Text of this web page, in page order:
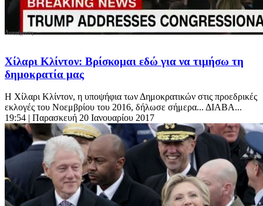
Χίλαρι Κλίντον: Βρίσκομαι εδώ για να τιμήσω τη
δημοκρατία μας
Η Χίλαρι Κλίντον, η υποψήφια των Δημοκρατικών στις προεδρικές
εκλογές του Νοεμβρίου του 2016, δήλωσε σήμερα... ΔΙΑΒΑ...
19:54 | Παρασκευή 20 Ιανουαρίου 2017